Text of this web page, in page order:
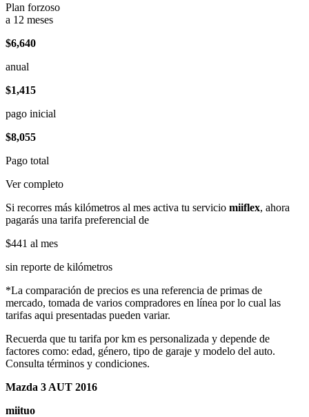
Plan forzoso
a 12 meses
$6,640
anual
$1,415
pago inicial
$8,055
Pago total
Ver completo
Si recorres más kilómetros al mes activa tu servicio miiflex, ahora
pagarás una tarifa preferencial de
$441 al mes
sin reporte de kilómetros
*La comparación de precios es una referencia de primas de
mercado, tomada de varios compradores en línea por lo cual las
tarifas aqui presentadas pueden variar.
Recuerda que tu tarifa por km es personalizada y depende de
factores como: edad, género, tipo de garaje y modelo del auto.
Consulta términos y condiciones.
Mazda 3 AUT 2016
miituo